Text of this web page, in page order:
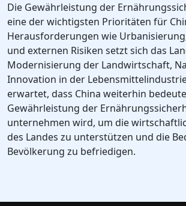
Die Gewährleistung der
eine der wichtigsten Prioritäten für
Herausforderungen wie
und externen Risiken setzt sich das
Modernisierung der Landwirtschaft,
Innovation in der
erwartet, dass China weiterhin
Gewährleistung der
unternehmen wird, um die
des Landes zu unterstützen und die
Bevölkerung zu befriedigen.